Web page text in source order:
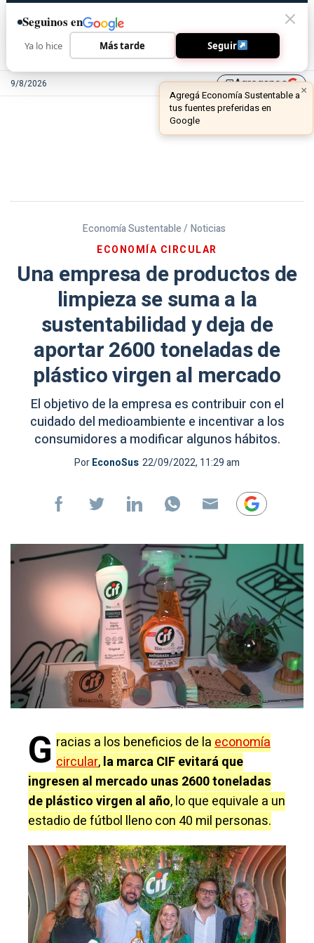
9/8/2026 library_addAgreganos
Economía Sustentable / Noticias
ECONOMÍA CIRCULAR
Una empresa de productos de
limpieza se suma a la
sustentabilidad y deja de
aportar 2600 toneladas de
plástico virgen al mercado
El objetivo de la empresa es contribuir con el
cuidado del medioambiente e incentivar a los
consumidores a modificar algunos hábitos.
PorEconoSus 22/09/2022, 11:29 am
G racias a los beneficios de laeconomía
circular,la marca CIF evitará que
ingresen al mercado unas 2600 toneladas
de plástico virgen al año, lo que equivale a un
estadio de fútbol lleno con 40 mil personas.
Seguinos en
Ya lo hice Más tarde Seguir